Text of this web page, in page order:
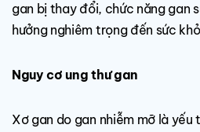
gan bị thay đổi, chức năng gan
hưởng nghiêm trọng đến sức
Nguy cơ ung thư gan
Xơ gan do gan nhiễm mỡ là